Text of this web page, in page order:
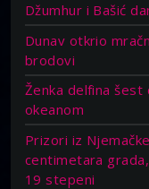
Džumhur i Bašić
Dunav otkrio
brodovi
Ženka delfina šest
okeanom
Prizori iz
centimetara
19 stepeni